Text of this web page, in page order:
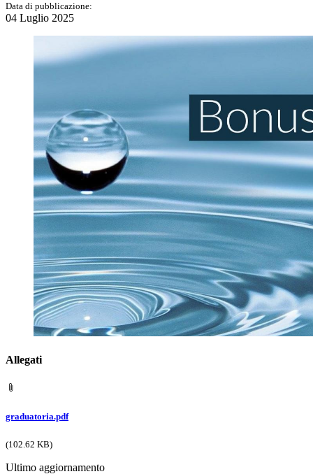
Data di pubblicazione:
04 Luglio 2025
Allegati
graduatoria.pdf
(102.62 KB)
Ultimo aggiornamento